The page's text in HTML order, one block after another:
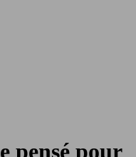
pensé pour